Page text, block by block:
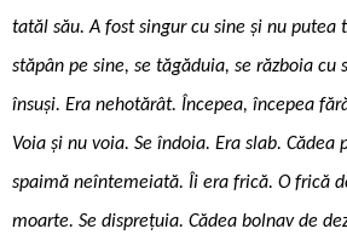
tatăl său. A fost singur cu sine și nu putea
stăpân pe sine, se tăgăduia, se războia cu
însuși. Era nehotărât. Începea, începea
Voia și nu voia. Se îndoia. Era slab. Cădea
spaimă neîntemeiată. Îi era frică. O frică
moarte. Se disprețuia. Cădea bolnav de